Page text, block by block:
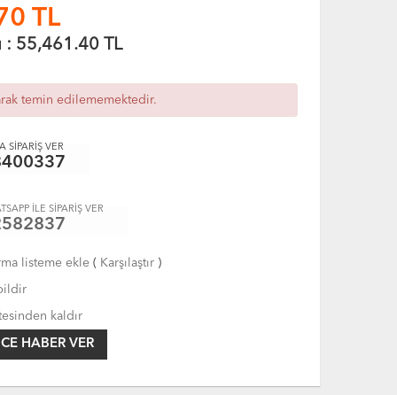
TL
: 55,461.40TL
temin edilememektedir.
SİPARİŞ VER
İLE SİPARİŞ VER
listeme ekle( Karşılaştır)
kaldır
HABER VER